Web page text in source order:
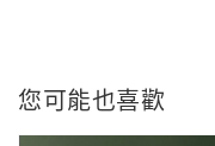
您可能也喜歡